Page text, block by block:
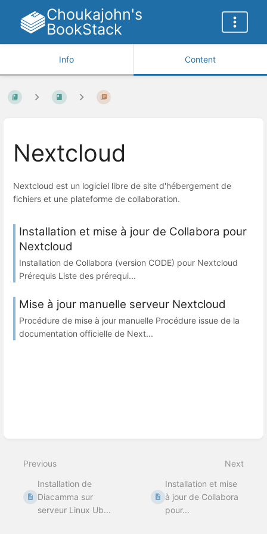
Choukajohn's
BookStack
Info Content
Nextcloud
Nextcloud est un logiciel libre de site d'hébergement de
fichiers et une plateforme de collaboration.
Installation et mise à jour de Collabora pour
Nextcloud
Installation de Collabora (version CODE) pour Nextcloud
Prérequis Liste des prérequi...
Mise à jour manuelle serveur Nextcloud
Procédure de mise à jour manuelle Procédure issue de la
documentation officielle de Next...
Previous
Installation de
Diacamma sur
serveur Linux Ub...
Next
Installation et mise
à jour de Collabora
pour...